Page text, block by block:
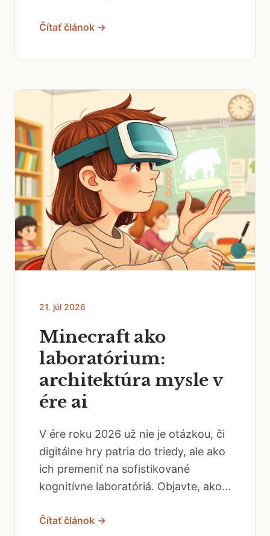
Čítať článok →
21. júl 2026
Minecraft ako
laboratórium:
architektúra mysle v
ére ai
V ére roku 2026 už nie je otázkou, či
digitálne hry patria do triedy, ale ako
ich premeniť na sofistikované
kognitívne laboratóriá. Objavte, ako...
Čítať článok →